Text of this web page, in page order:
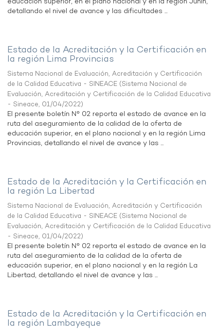
detallando el nivel de avance y las dificultades ...
Estado de la Acreditación y la Certificación en
la región Lima Provincias
Sistema Nacional de Evaluación, Acreditación y Certificación
de la Calidad Educativa - SINEACE (Sistema Nacional de
Evaluación, Acreditación y Certificación de la Calidad Educativa
- Sineace, 01/04/2022)
El presente boletín N° 02 reporta el estado de avance en la
ruta del aseguramiento de la calidad de la oferta de
educación superior, en el plano nacional y en la región Lima
Provincias, detallando el nivel de avance y las ...
Estado de la Acreditación y la Certificación en
la región La Libertad
Sistema Nacional de Evaluación, Acreditación y Certificación
de la Calidad Educativa - SINEACE (Sistema Nacional de
Evaluación, Acreditación y Certificación de la Calidad Educativa
- Sineace, 01/04/2022)
El presente boletín N° 02 reporta el estado de avance en la
ruta del aseguramiento de la calidad de la oferta de
educación superior, en el plano nacional y en la región La
Libertad, detallando el nivel de avance y las ...
Estado de la Acreditación y la Certificación en
la región Lambayeque